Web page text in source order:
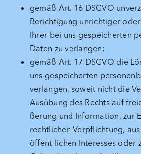
gemäß Art. 16 DSGVO
Berichtigung unrichtiger
Ihrer bei uns gespeicherten
Daten zu verlangen;
gemäß Art. 17 DSGVO die
uns gespeicherten
verlangen, soweit nicht die
Ausübung des Rechts auf
ßerung und Information, zur
rechtlichen Verpflichtung,
öffent-lichen Interesses oder